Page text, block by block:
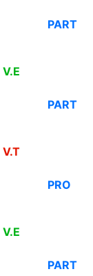
PART
V.E
PART
V.T
PRO
V.E
PART